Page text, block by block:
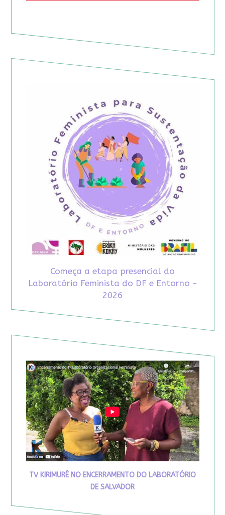
Começa a etapa presencial do
Laboratório Feminista do DF e Entorno -
2026
TV KIRIMURÊ NO ENCERRAMENTO DO LABORATÓRIO
DE SALVADOR